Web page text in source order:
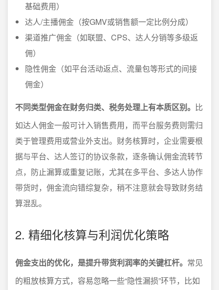
基础费用）
达人/主播佣金（按GMV或销售额一定比例分成）
渠道推广佣金（如联盟、CPS、达人分销等多级返
佣）
隐性佣金（如平台活动返点、流量包等形式的间接
佣金）
不同类型佣金在财务归类、税务处理上有本质区别。 比
如达人佣金一般可计入销售费用，而平台服务费则需归
类于管理费用或营业外支出。财务核算时，企业需要根
据与平台、达人签订的协议条款，逐条确认佣金流转节
点，防止漏算或重复记账，尤其在多平台、多达人协作
带货时，佣金流向错综复杂，稍不注意就会导致财务结
算混乱。
2. 精细化核算与利润优化策略
佣金支出的优化，是提升带货利润率的关键杠杆。 常见
的粗放核算方式，容易忽略一些“隐性漏损”环节，比如